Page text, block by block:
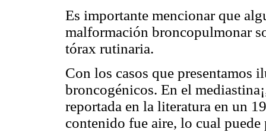
Es importante mencionar que
malformación broncopulmonar
tórax rutinaria.
Con los casos que presentamos
broncogénicos. En el
reportada en la literatura en un
contenido fue aire, lo cual puede